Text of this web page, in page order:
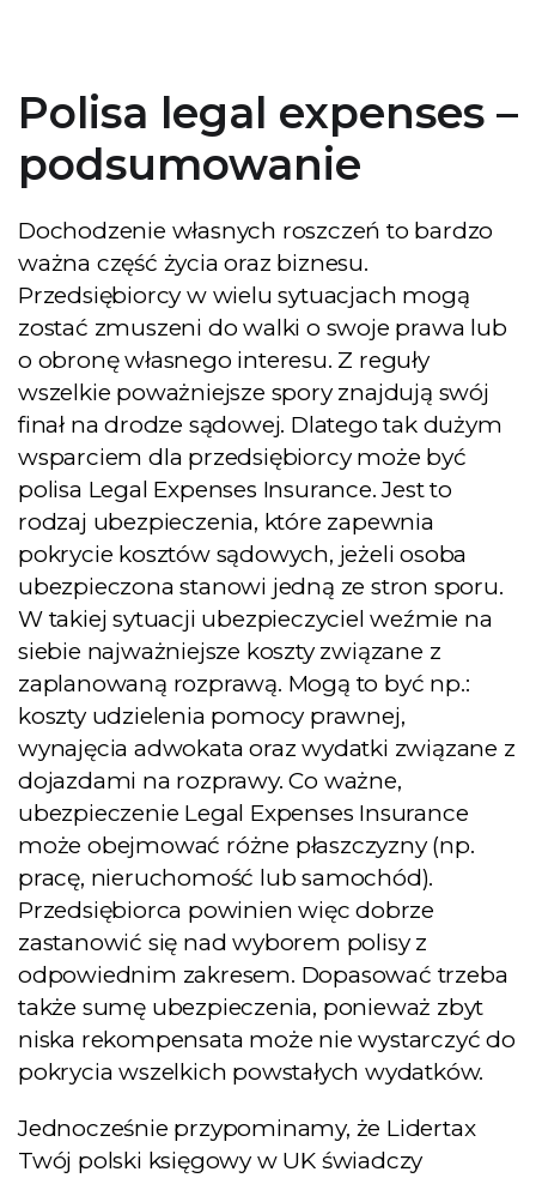
Polisa legal expenses –
podsumowanie
Dochodzenie własnych roszczeń to bardzo
ważna część życia oraz biznesu.
Przedsiębiorcy w wielu sytuacjach mogą
zostać zmuszeni do walki o swoje prawa lub
o obronę własnego interesu. Z reguły
wszelkie poważniejsze spory znajdują swój
finał na drodze sądowej. Dlatego tak dużym
wsparciem dla przedsiębiorcy może być
polisa Legal Expenses Insurance. Jest to
rodzaj ubezpieczenia, które zapewnia
pokrycie kosztów sądowych, jeżeli osoba
ubezpieczona stanowi jedną ze stron sporu.
W takiej sytuacji ubezpieczyciel weźmie na
siebie najważniejsze koszty związane z
zaplanowaną rozprawą. Mogą to być np.:
koszty udzielenia pomocy prawnej,
wynajęcia adwokata oraz wydatki związane z
dojazdami na rozprawy. Co ważne,
ubezpieczenie Legal Expenses Insurance
może obejmować różne płaszczyzny (np.
pracę, nieruchomość lub samochód).
Przedsiębiorca powinien więc dobrze
zastanowić się nad wyborem polisy z
odpowiednim zakresem. Dopasować trzeba
także sumę ubezpieczenia, ponieważ zbyt
niska rekompensata może nie wystarczyć do
pokrycia wszelkich powstałych wydatków.
Jednocześnie przypominamy, że Lidertax
Twój polski księgowy w UK świadczy